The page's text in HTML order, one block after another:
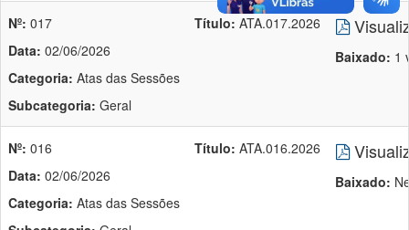
Nº: 017
Data: 02/06/2026
Categoria: Atas das Sessões
Subcategoria: Geral
Título: ATA.017.2026
Baixado: 1
Nº: 016
Data: 02/06/2026
Categoria: Atas das Sessões
Título: ATA.016.2026
Baixado: